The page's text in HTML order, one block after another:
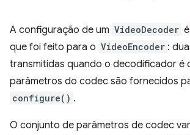
A configuração de um VideoDecoder
que foi feito para o VideoEncoder :
transmitidas quando o decodificador é
parâmetros do codec são fornecidos
configure() .
O conjunto de parâmetros de codec